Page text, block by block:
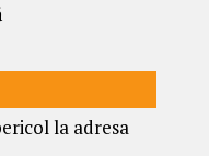
la adresa